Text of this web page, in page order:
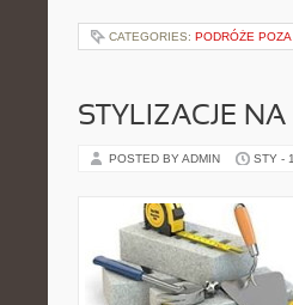
CATEGORIES: PODRÓŻE
STYLIZACJE NA
POSTED BY ADMIN STY -